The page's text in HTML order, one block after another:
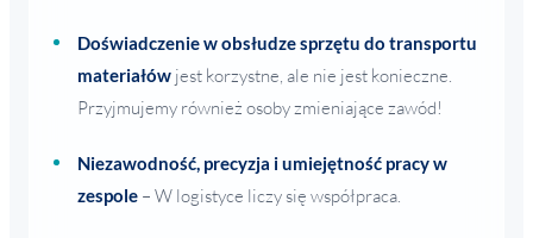
Doświadczenie w obsłudze sprzętu do transportu
materiałów jest korzystne, ale nie jest konieczne.
Przyjmujemy również osoby zmieniające zawód!
Niezawodność, precyzja i umiejętność pracy w
zespole – W logistyce liczy się współpraca.